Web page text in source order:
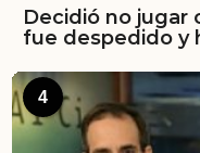
Decidió no jugar
fue despedido y
4